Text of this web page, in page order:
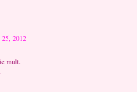
25, 2012
mult.